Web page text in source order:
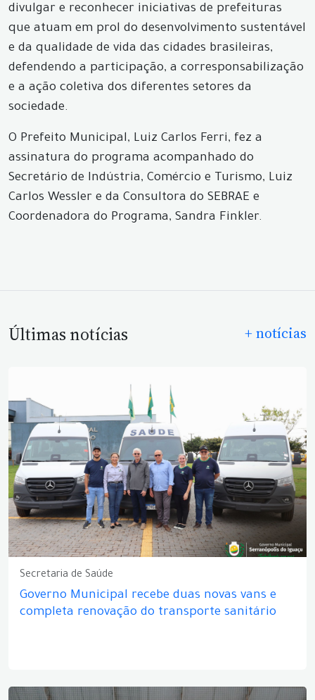
divulgar e reconhecer iniciativas de prefeituras
que atuam em prol do desenvolvimento sustentável
e da qualidade de vida das cidades brasileiras,
defendendo a participação, a corresponsabilização
e a ação coletiva dos diferentes setores da
sociedade.
O Prefeito Municipal, Luiz Carlos Ferri, fez a
assinatura do programa acompanhado do
Secretário de Indústria, Comércio e Turismo, Luiz
Carlos Wessler e da Consultora do SEBRAE e
Coordenadora do Programa, Sandra Finkler.
Últimas notícias + notícias
Secretaria de Saúde
Governo Municipal recebe duas novas vans e
completa renovação do transporte sanitário